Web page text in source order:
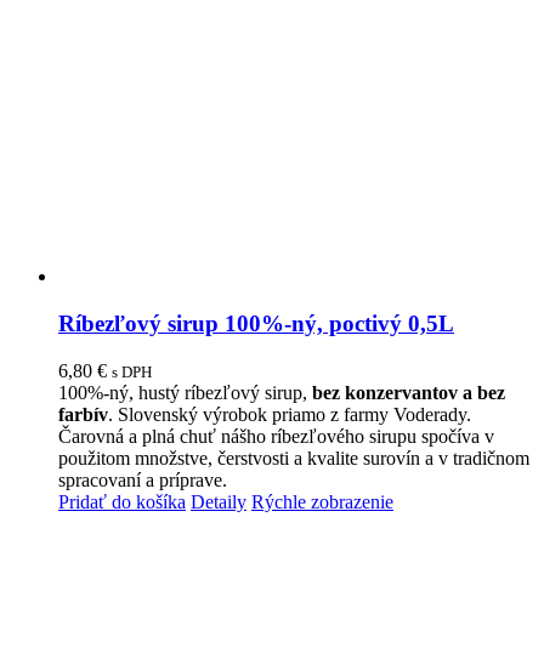
Ríbezľový sirup 100%-ný, poctivý 0,5L
6,80 € s DPH
100%-ný, hustý ríbezľový sirup, bez konzervantov a bez
farbív. Slovenský výrobok priamo z farmy Voderady.
Čarovná a plná chuť nášho ríbezľového sirupu spočíva v
použitom množstve, čerstvosti a kvalite surovín a v tradičnom
spracovaní a príprave.
Pridať do košíka Detaily Rýchle zobrazenie